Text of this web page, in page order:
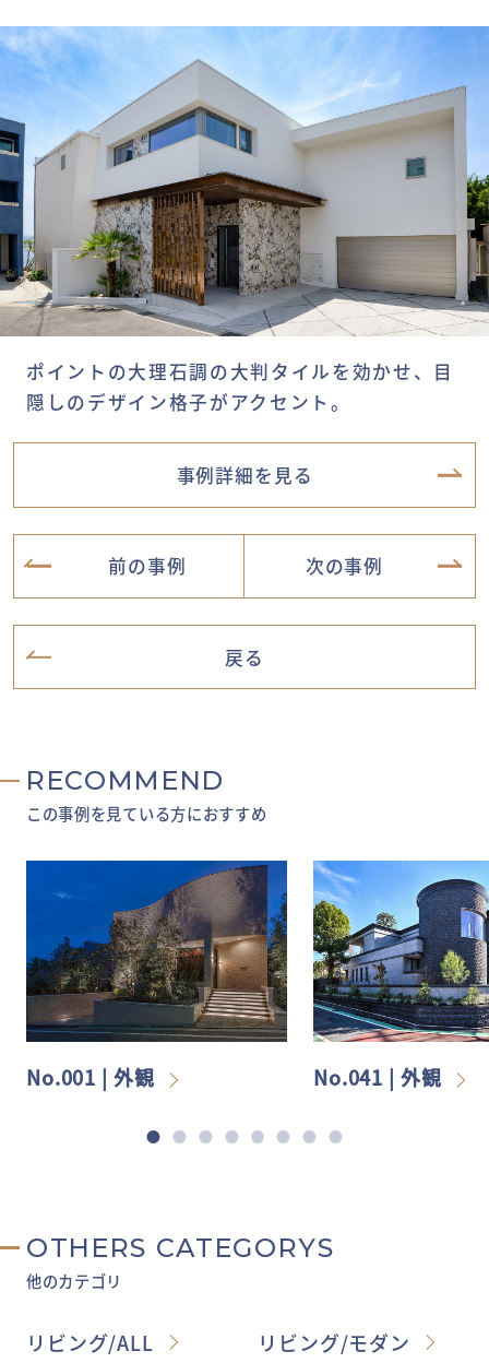
ポイントの大理石調の大判タイルを効かせ、目
隠しのデザイン格子がアクセント。
事例詳細を見る
前の事例 次の事例
戻る
RECOMMEND
この事例を見ている方におすすめ
No.001 | 外観 No.041 | 外観
OTHERS CATEGORYS
他のカテゴリ
リビング/ALL リビング/モダン